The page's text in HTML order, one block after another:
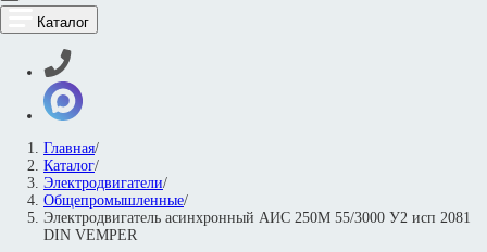
Каталог
Главная/
Каталог/
Электродвигатели/
Общепромышленные/
Электродвигатель асинхронный АИС 250М 55/3000 У2 исп 2081
DIN VEMPER